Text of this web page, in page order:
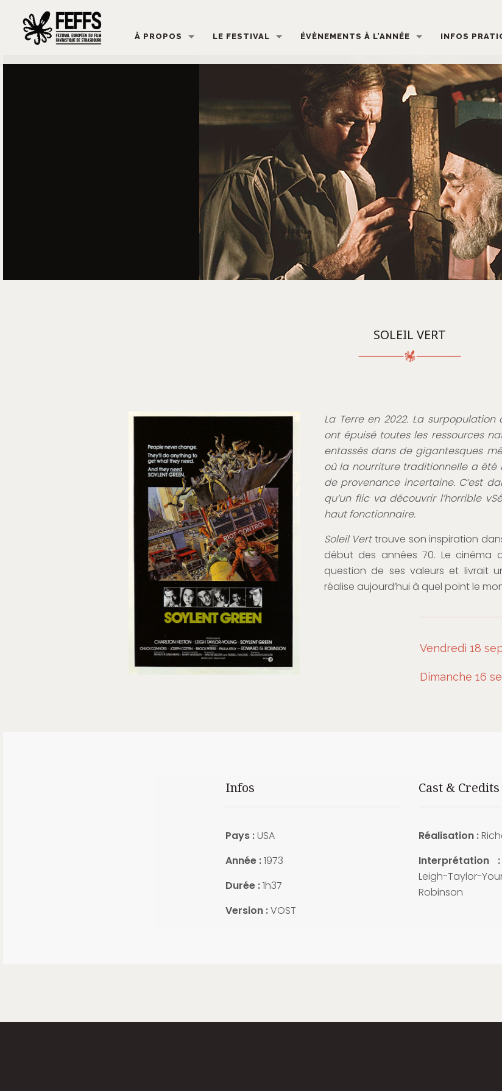
À PROPOS LE FESTIVAL ÉVÈNEMENTS À L’ANNÉE INFOS
SOLEIL VERT
La Terre en 2022. La
ont épuisé toutes les ressources
entassés dans de gigantesques
où la nourriture traditionnelle a
de provenance incertaine. C’est
qu’un flic va découvrir l’horrible
haut fonctionnaire.
Soleil Verttrouve son inspiration
début des années 70. Le cinéma
question de ses valeurs et livrait
réalise aujourd’hui à quel point le
Vendredi 18
Dimanche 16
Infos
Pays :USA
Année :1973
Durée :1h37
Version :VOST
Cast & Credits
Réalisation :
Interprétation :
Leigh-Taylor-
Robinson